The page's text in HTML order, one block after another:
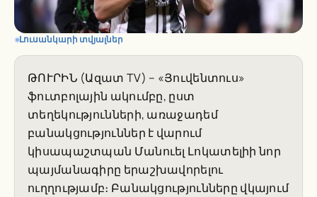
Լուսանկարի տվյալներ
ԹՈՒՐԻՆ (Ազատ TV) – «Յուվենտուս»
ֆուտբոլային ակումբը, ըստ
տեղեկությունների, առաջադեմ
բանակցություններ է վարում
կիսապաշտպան Մանուել Լոկատելիի նոր
պայմանագիրը երաշխավորելու
ուղղությամբ։ Բանակցությունները վկայում